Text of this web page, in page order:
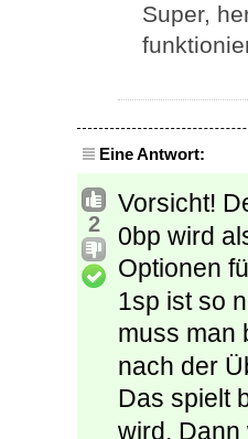
Super,
Eine Antwort:
2
Vorsicht!
0bp wird
Optionen
1sp ist so
muss man
nach der
Das spielt
wird. Dann